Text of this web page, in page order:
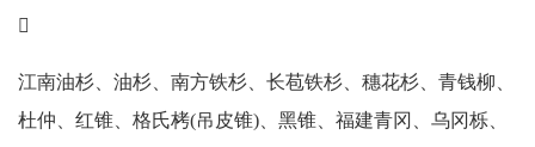

江南油杉、油杉、南方铁杉、长苞铁杉、穗花杉、青钱柳、
杜仲、红锥、格氏栲(吊皮锥)、黑锥、福建青冈、乌冈栎、